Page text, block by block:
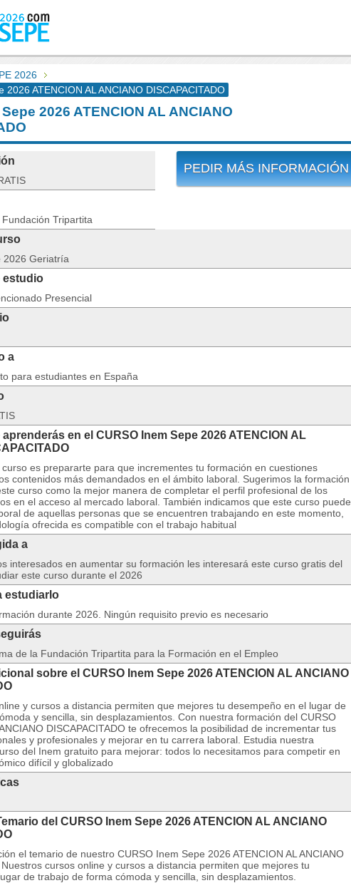
2026
2026 ATENCION AL ANCIANO DISCAPACITADO
2026 ATENCION AL ANCIANO
PEDIR MÁS INFORMACIÓN
Tripartita
2026 Geriatría
estudio
Presencial
a
para estudiantes en España
en el CURSO Inem Sepe 2026 ATENCION AL
es prepararte para que incrementes tu formación en cuestiones
contenidos más demandados en el ámbito laboral. Sugerimos la formación
curso como la mejor manera de completar el perfil profesional de los
en el acceso al mercado laboral. También indicamos que este curso puede
de aquellas personas que se encuentren trabajando en este momento,
ofrecida es compatible con el trabajo habitual
a
interesados en aumentar su formación les interesará este curso gratis del
este curso durante el 2026
estudiarlo
durante 2026. Ningún requisito previo es necesario
de la Fundación Tripartita para la Formación en el Empleo
sobre el CURSO Inem Sepe 2026 ATENCION AL ANCIANO
y cursos a distancia permiten que mejores tu desempeño en el lugar de
y sencilla, sin desplazamientos. Con nuestra formación del CURSO
DISCAPACITADO te ofrecemos la posibilidad de incrementar tus
y profesionales y mejorar en tu carrera laboral. Estudia nuestra
del Inem gratuito para mejorar: todos lo necesitamos para competir en
difícil y globalizado
del CURSO Inem Sepe 2026 ATENCION AL ANCIANO
el temario de nuestro CURSO Inem Sepe 2026 ATENCION AL ANCIANO
Nuestros cursos online y cursos a distancia permiten que mejores tu
de trabajo de forma cómoda y sencilla, sin desplazamientos.